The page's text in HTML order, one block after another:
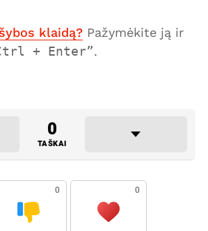
klaidą? Pažymėkite ją ir
+ Enter .
0
TAŠKAI
0 0